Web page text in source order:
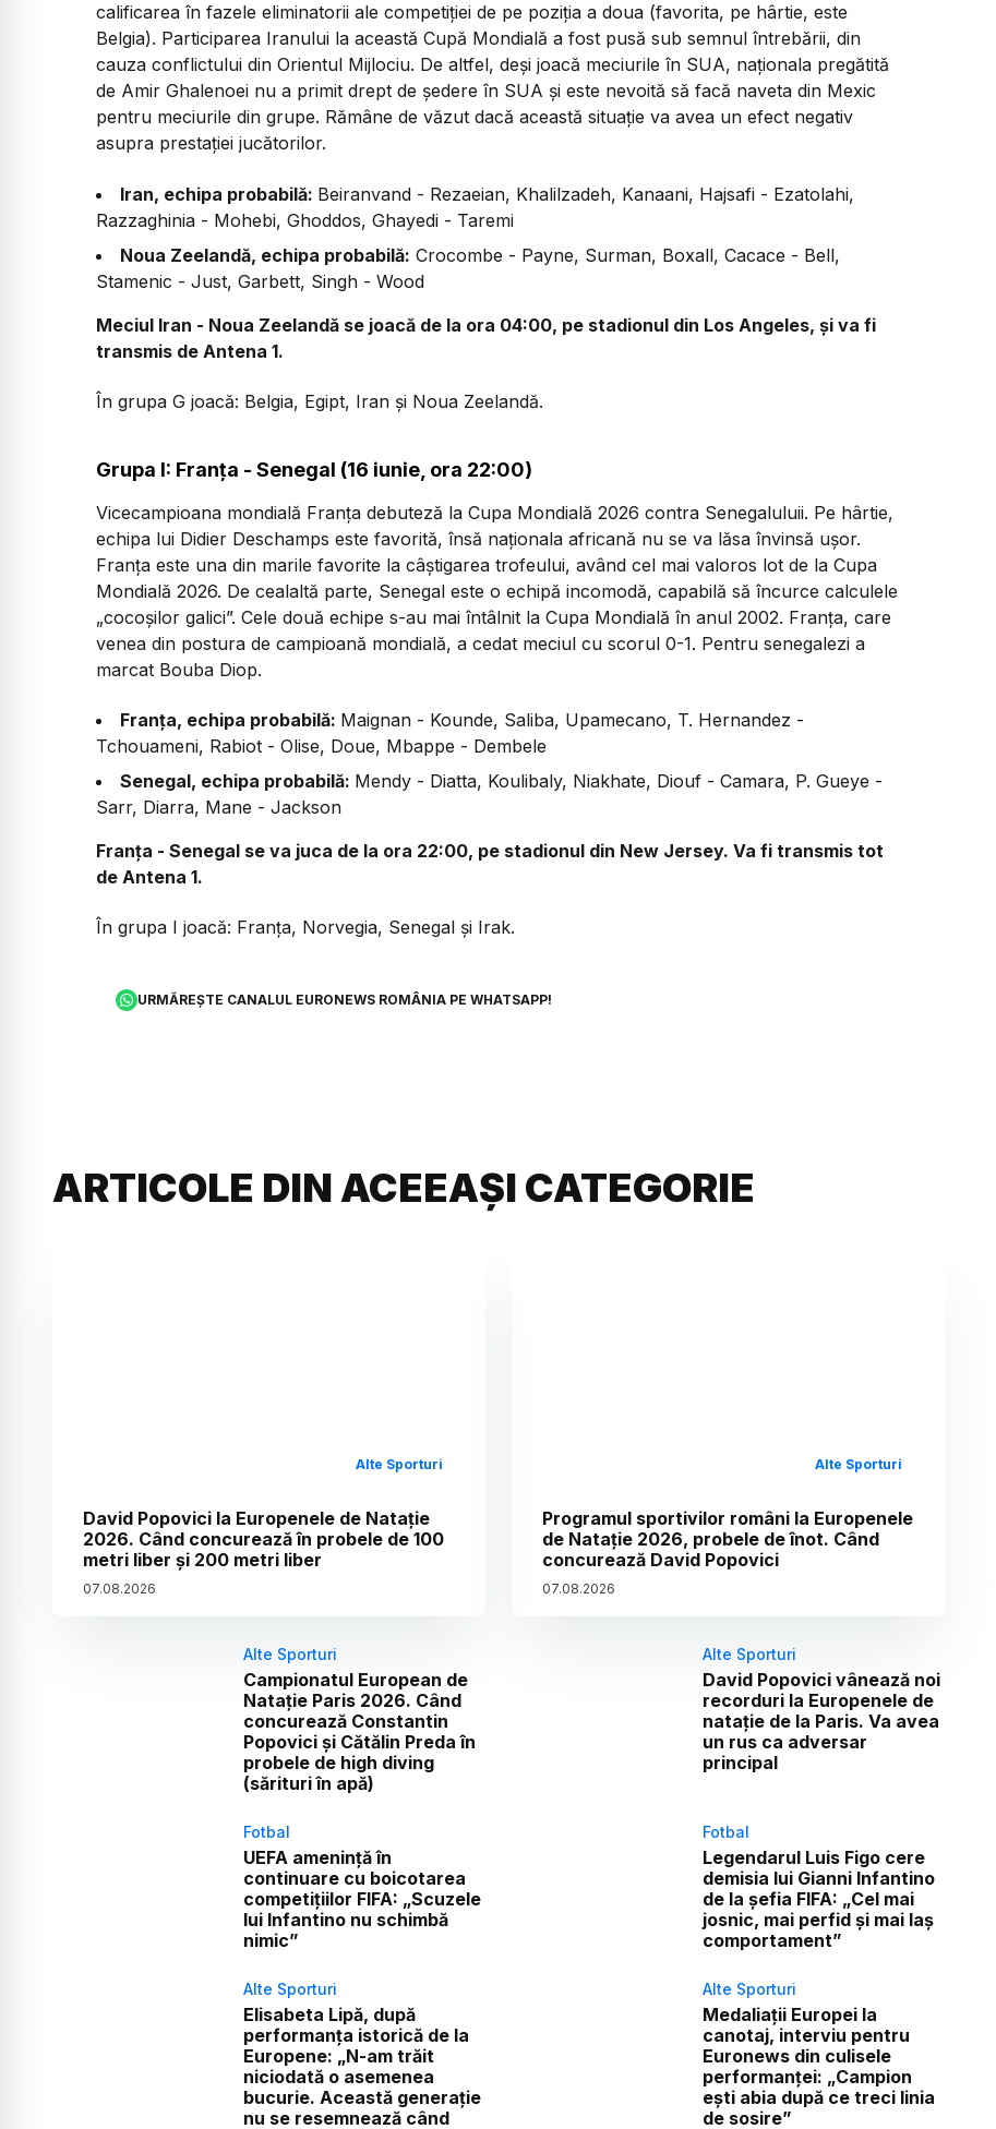
calificarea în fazele eliminatorii ale competiției de pe poziția a doua (favorita, pe hârtie, este
Belgia). Participarea Iranului la această Cupă Mondială a fost pusă sub semnul întrebării, din
cauza conflictului din Orientul Mijlociu. De altfel, deși joacă meciurile în SUA, naționala pregătită
de Amir Ghalenoei nu a primit drept de ședere în SUA și este nevoită să facă naveta din Mexic
pentru meciurile din grupe. Rămâne de văzut dacă această situație va avea un efect negativ
asupra prestației jucătorilor.
Iran, echipa probabilă: Beiranvand - Rezaeian, Khalilzadeh, Kanaani, Hajsafi - Ezatolahi,
Razzaghinia - Mohebi, Ghoddos, Ghayedi - Taremi
Noua Zeelandă, echipa probabilă: Crocombe - Payne, Surman, Boxall, Cacace - Bell,
Stamenic - Just, Garbett, Singh - Wood
Meciul Iran - Noua Zeelandă se joacă de la ora 04:00, pe stadionul din Los Angeles, și va fi
transmis de Antena 1.
În grupa G joacă: Belgia, Egipt, Iran și Noua Zeelandă.
Grupa I: Franța - Senegal (16 iunie, ora 22:00)
Vicecampioana mondială Franța debuteză la Cupa Mondială 2026 contra Senegaluluii. Pe hârtie,
echipa lui Didier Deschamps este favorită, însă naționala africană nu se va lăsa învinsă ușor.
Franța este una din marile favorite la câștigarea trofeului, având cel mai valoros lot de la Cupa
Mondială 2026. De cealaltă parte, Senegal este o echipă incomodă, capabilă să încurce calculele
„cocoșilor galici”. Cele două echipe s-au mai întâlnit la Cupa Mondială în anul 2002. Franța, care
venea din postura de campioană mondială, a cedat meciul cu scorul 0-1. Pentru senegalezi a
marcat Bouba Diop.
Franța, echipa probabilă: Maignan - Kounde, Saliba, Upamecano, T. Hernandez -
Tchouameni, Rabiot - Olise, Doue, Mbappe - Dembele
Senegal, echipa probabilă: Mendy - Diatta, Koulibaly, Niakhate, Diouf - Camara, P. Gueye -
Sarr, Diarra, Mane - Jackson
Franța - Senegal se va juca de la ora 22:00, pe stadionul din New Jersey. Va fi transmis tot
de Antena 1.
În grupa I joacă: Franța, Norvegia, Senegal și Irak.
URMĂREȘTE CANALUL EURONEWS ROMÂNIA PE WHATSAPP!
ARTICOLE DIN ACEEAȘI CATEGORIE
Alte Sporturi
David Popovici la Europenele de Natație
2026. Când concurează în probele de 100
metri liber și 200 metri liber
07.08.2026
Alte Sporturi
Programul sportivilor români la Europenele
de Natație 2026, probele de înot. Când
concurează David Popovici
07.08.2026
Alte Sporturi
Campionatul European de
Natație Paris 2026. Când
concurează Constantin
Popovici și Cătălin Preda în
probele de high diving
(sărituri în apă)
Alte Sporturi
David Popovici vânează noi
recorduri la Europenele de
natație de la Paris. Va avea
un rus ca adversar
principal
Fotbal
UEFA amenință în
continuare cu boicotarea
competițiilor FIFA: „Scuzele
lui Infantino nu schimbă
nimic”
Fotbal
Legendarul Luis Figo cere
demisia lui Gianni Infantino
de la șefia FIFA: „Cel mai
josnic, mai perfid și mai laș
comportament”
Alte Sporturi
Elisabeta Lipă, după
performanța istorică de la
Europene: „N-am trăit
niciodată o asemenea
bucurie. Această generație
nu se resemnează când
Alte Sporturi
Medaliații Europei la
canotaj, interviu pentru
Euronews din culisele
performanței: „Campion
ești abia după ce treci linia
de sosire”